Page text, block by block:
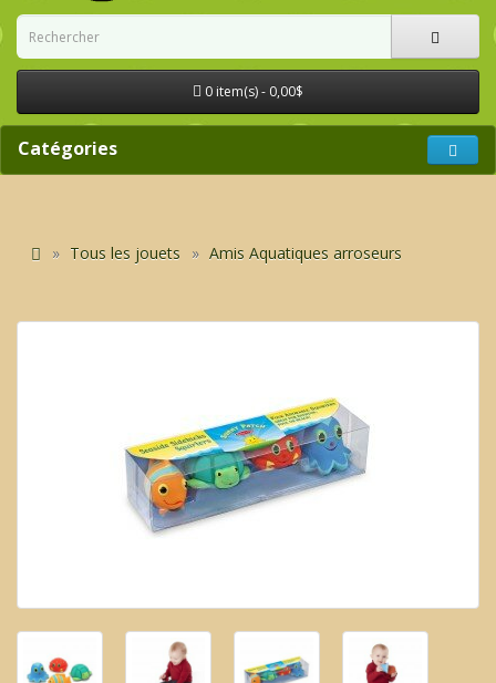
0 item(s) - 0,00$
Catégories
Tous les jouets Amis Aquatiques arroseurs